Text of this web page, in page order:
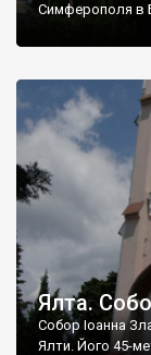
Симферополя в
Ялта.
Собор Іоанна
Ялти. Його 45-